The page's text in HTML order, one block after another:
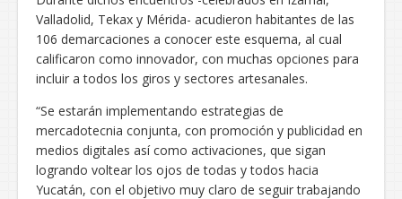
Valladolid, Tekax y Mérida- acudieron habitantes de las
106 demarcaciones a conocer este esquema, al cual
calificaron como innovador, con muchas opciones para
incluir a todos los giros y sectores artesanales.
“Se estarán implementando estrategias de
mercadotecnia conjunta, con promoción y publicidad en
medios digitales así como activaciones, que sigan
logrando voltear los ojos de todas y todos hacia
Yucatán, con el objetivo muy claro de seguir trabajando